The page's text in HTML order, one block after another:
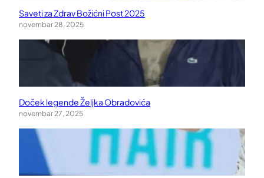
Saveti za Zdrav Božićni Post 2025
novembar 28, 2025
Doček legende Željka Obradovića
novembar 27, 2025